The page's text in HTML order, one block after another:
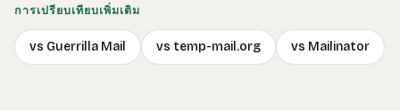
การเปรียบเทียบเพิ่มเติม
vs Guerrilla Mail vs temp-mail.org vs Mailinator